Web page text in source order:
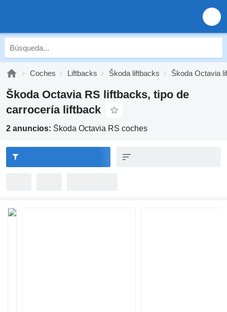
Coches Liftbacks Škoda liftbacks Škoda Octavia
Škoda Octavia RS liftbacks, tipo de
carrocería liftback
2 anuncios: Škoda Octavia RS coches